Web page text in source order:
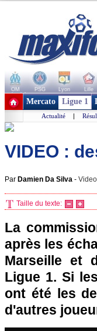
OM PSG Lyon Lille
+ de clubs
Mercato Ligue 1
Actualité |
VIDEO :
Par Damien Da Silva -
Taille du texte:
La
après les
Marseille et
Ligue 1. Si
ont été les
d'autres